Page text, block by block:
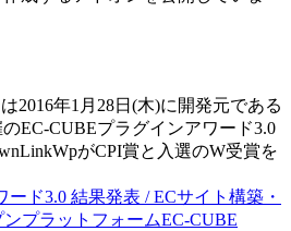
2016年1月28日(木)に開発元である
EC-CUBEプラグインアワード3.0
がCPI賞と入選のW受賞を
ド3.0 結果発表 / ECサイト構築・
プラットフォームEC-CUBE